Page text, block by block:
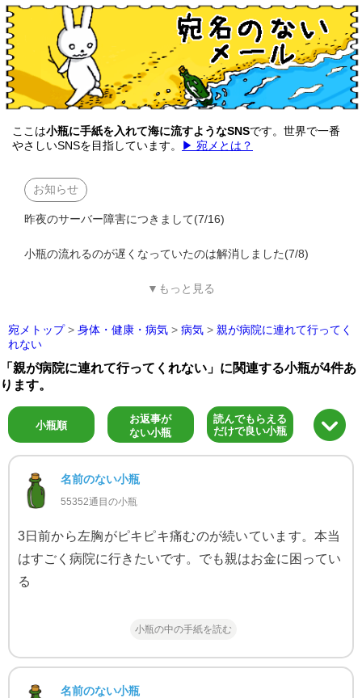
ここは小瓶に手紙を入れて海に流すようなSNSです。世界で一番
やさしいSNSを目指しています。
▶ 宛メとは？
お知らせ
昨夜のサーバー障害につきまして(7/16)
小瓶の流れるのが遅くなっていたのは解消しました(7/8)
▼もっと見る
宛メトップ > 身体・健康・病気 > 病気 > 親が病院に連れて行ってく
れない
「親が病院に連れて行ってくれない」に関連する小瓶が4件あ
ります。
小瓶順
お返事が
ない小瓶
読んでもらえる
だけで良い小瓶
名前のない小瓶
55352通目の小瓶
3日前から左胸がピキピキ痛むのが続いています。本当
はすごく病院に行きたいです。でも親はお金に困ってい
る
小瓶の中の手紙を読む
名前のない小瓶